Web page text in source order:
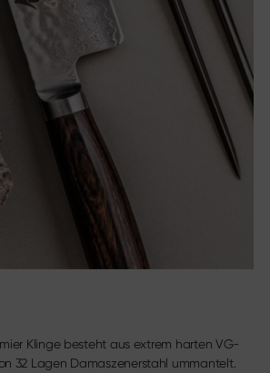
Klinge besteht aus extrem harten VG-
32 Lagen Damaszenerstahl ummantelt.